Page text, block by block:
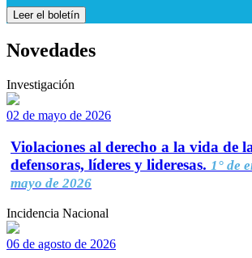
Leer el boletín
Novedades
Investigación
02 de mayo de 2026
Violaciones al derecho a la vida de
defensoras, líderes y lideresas. 1° de
mayo de 2026
Incidencia Nacional
06 de agosto de 2026